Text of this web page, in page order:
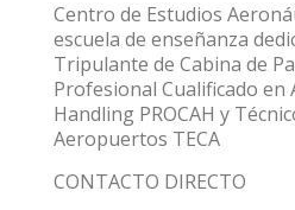
Centro de Estudios
escuela de enseñanza
Tripulante de Cabina de
Profesional Cualificado
Handling PROCAH y
Aeropuertos TECA
CONTACTO DIRECTO